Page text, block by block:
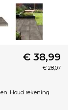
€ 38,99
€ 28,07
Houd rekening